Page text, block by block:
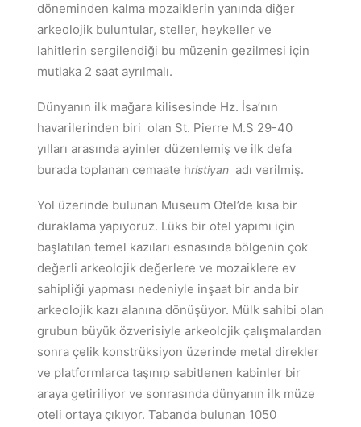
döneminden kalma mozaiklerin yanında diğer
arkeolojik buluntular, steller, heykeller ve
lahitlerin sergilendiği bu müzenin gezilmesi için
mutlaka 2 saat ayrılmalı.
Dünyanın ilk mağara kilisesinde Hz. İsa’nın
havarilerinden biri olan St. Pierre M.S 29-40
yılları arasında ayinler düzenlemiş ve ilk defa
burada toplanan cemaate hristiyan adı verilmiş.
Yol üzerinde bulunan Museum Otel’de kısa bir
duraklama yapıyoruz. Lüks bir otel yapımı için
başlatılan temel kazıları esnasında bölgenin çok
değerli arkeolojik değerlere ve mozaiklere ev
sahipliği yapması nedeniyle inşaat bir anda bir
arkeolojik kazı alanına dönüşüyor. Mülk sahibi olan
grubun büyük özverisiyle arkeolojik çalışmalardan
sonra çelik konstrüksiyon üzerinde metal direkler
ve platformlarca taşınıp sabitlenen kabinler bir
araya getiriliyor ve sonrasında dünyanın ilk müze
oteli ortaya çıkıyor. Tabanda bulunan 1050